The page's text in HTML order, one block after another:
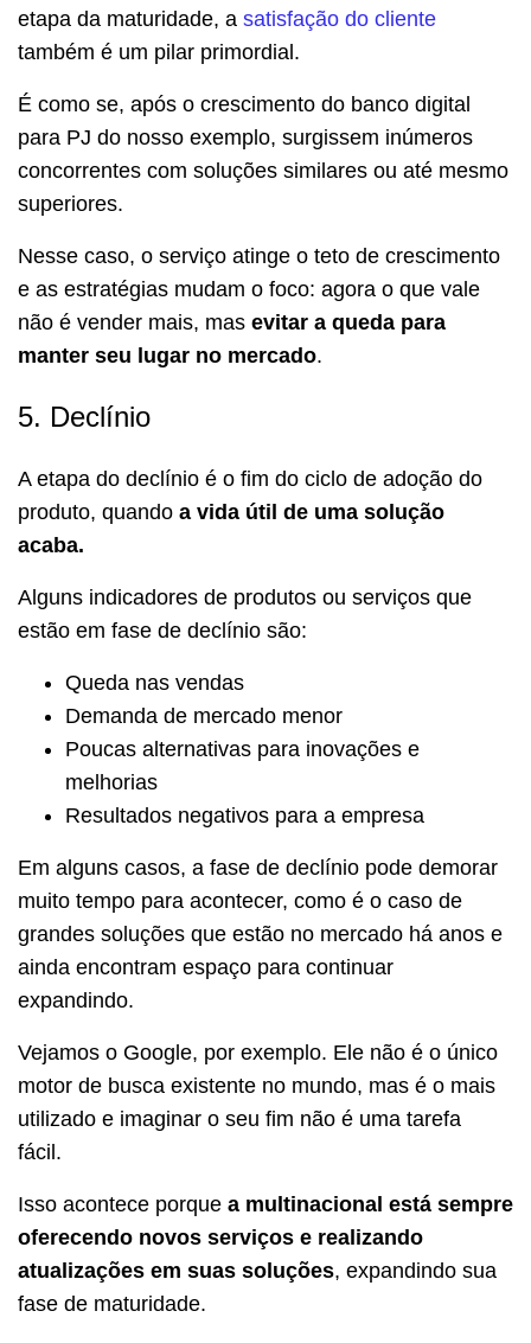
etapa da maturidade, a satisfação do cliente
também é um pilar primordial.
É como se, após o crescimento do banco digital
para PJ do nosso exemplo, surgissem inúmeros
concorrentes com soluções similares ou até mesmo
superiores.
Nesse caso, o serviço atinge o teto de crescimento
e as estratégias mudam o foco: agora o que vale
não é vender mais, mas evitar a queda para
manter seu lugar no mercado.
5. Declínio
A etapa do declínio é o fim do ciclo de adoção do
produto, quando a vida útil de uma solução
acaba.
Alguns indicadores de produtos ou serviços que
estão em fase de declínio são:
Queda nas vendas
Demanda de mercado menor
Poucas alternativas para inovações e
melhorias
Resultados negativos para a empresa
Em alguns casos, a fase de declínio pode demorar
muito tempo para acontecer, como é o caso de
grandes soluções que estão no mercado há anos e
ainda encontram espaço para continuar
expandindo.
Vejamos o Google, por exemplo. Ele não é o único
motor de busca existente no mundo, mas é o mais
utilizado e imaginar o seu fim não é uma tarefa
fácil.
Isso acontece porque a multinacional está sempre
oferecendo novos serviços e realizando
atualizações em suas soluções, expandindo sua
fase de maturidade.